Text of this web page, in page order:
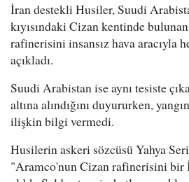
İran destekli Husiler, Suudi
kıyısındaki Cizan kentinde
rafinerisini insansız hava aracıyla
açıkladı.
Suudi Arabistan ise aynı tesiste
altına alındığını duyururken,
ilişkin bilgi vermedi.
Husilerin askeri sözcüsü Yahya Seri
"Aramco'nun Cizan rafinerisini bir